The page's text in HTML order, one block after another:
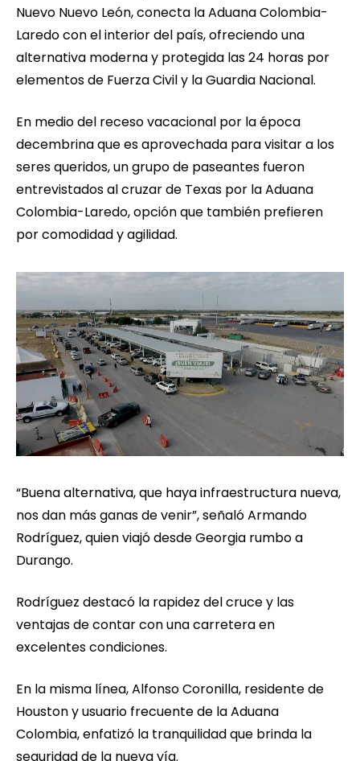
Nuevo Nuevo León, conecta la Aduana Colombia-
Laredo con el interior del país, ofreciendo una
alternativa moderna y protegida las 24 horas por
elementos de Fuerza Civil y la Guardia Nacional.
En medio del receso vacacional por la época
decembrina que es aprovechada para visitar a los
seres queridos, un grupo de paseantes fueron
entrevistados al cruzar de Texas por la Aduana
Colombia-Laredo, opción que también prefieren
por comodidad y agilidad.
“Buena alternativa, que haya infraestructura nueva,
nos dan más ganas de venir”, señaló Armando
Rodríguez, quien viajó desde Georgia rumbo a
Durango.
Rodríguez destacó la rapidez del cruce y las
ventajas de contar con una carretera en
excelentes condiciones.
En la misma línea, Alfonso Coronilla, residente de
Houston y usuario frecuente de la Aduana
Colombia, enfatizó la tranquilidad que brinda la
seguridad de la nueva vía.